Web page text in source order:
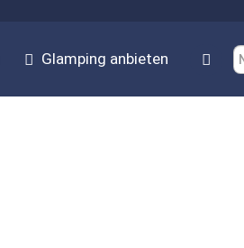
Glamping anbieten